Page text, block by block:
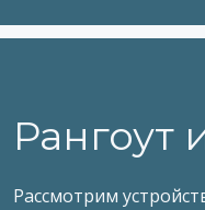
Рангоут
Рассмотрим